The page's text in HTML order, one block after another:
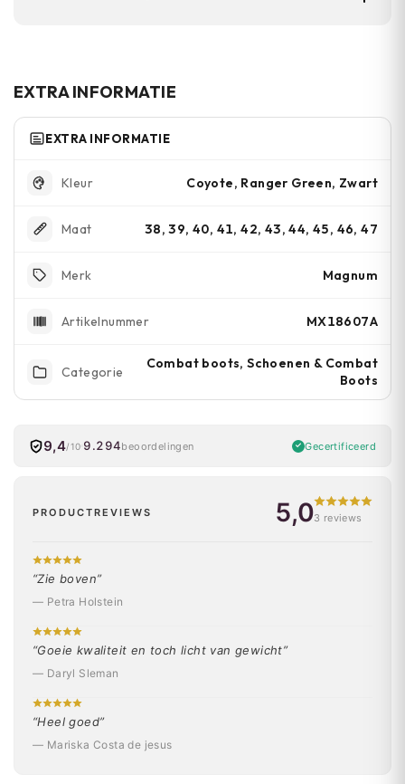
EXTRA INFORMATIE
EXTRA INFORMATIE
Kleur Coyote, Ranger Green, Zwart
Maat 38, 39, 40, 41, 42, 43, 44, 45, 46, 47
Merk Magnum
Artikelnummer MX18607A
Categorie
Combat boots, Schoenen & Combat
Boots
9,4/10 9.294beoordelingen Gecertificeerd
PRODUCTREVIEWS 5,03 reviews
“Zie boven”
— Petra Holstein
“Goeie kwaliteit en toch licht van gewicht”
— Daryl Sleman
“Heel goed”
— Mariska Costa de jesus